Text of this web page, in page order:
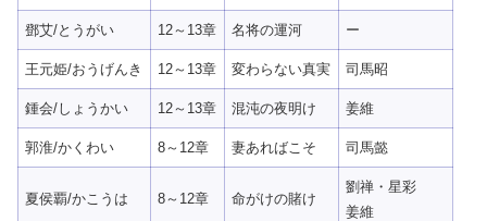
鄧艾/とうがい 12～13章 名将の運河 ー
王元姫/おうげんき 12～13章 変わらない真実 司馬昭
鍾会/しょうかい 12～13章 混沌の夜明け 姜維
郭淮/かくわい 8～12章 妻あればこそ 司馬懿
夏侯覇/かこうは 8～12章 命がけの賭け
劉禅・星彩
姜維